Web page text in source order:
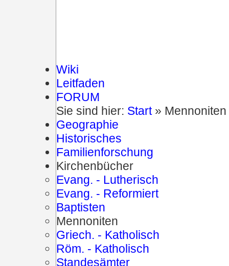
Wiki
Leitfaden
FORUM
Sie sind hier: Start» Mennoniten
Geographie
Historisches
Familienforschung
Kirchenbücher
Evang. - Lutherisch
Evang. - Reformiert
Baptisten
Mennoniten
Griech. - Katholisch
Röm. - Katholisch
Standesämter